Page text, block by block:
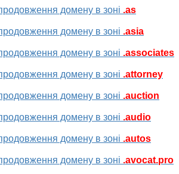
домену в зоні .as
домену в зоні .asia
домену в зоні .associates
домену в зоні .attorney
домену в зоні .auction
домену в зоні .audio
домену в зоні .autos
домену в зоні .avocat.pro